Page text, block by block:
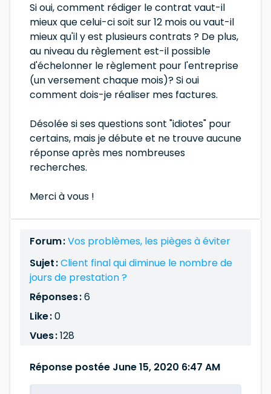
Si oui, comment rédiger le contrat vaut-il
mieux que celui-ci soit sur 12 mois ou vaut-il
mieux qu'il y est plusieurs contrats ? De plus,
au niveau du règlement est-il possible
d'échelonner le règlement pour l'entreprise
(un versement chaque mois)? Si oui
comment dois-je réaliser mes factures.
Désolée si ses questions sont "idiotes" pour
certains, mais je débute et ne trouve aucune
réponse après mes nombreuses
recherches.
Merci à vous !
Forum :Vos problèmes, les pièges à éviter
Sujet :Client final qui diminue le nombre de
jours de prestation ?
Réponses :6
Like :0
Vues :128
Réponse postée June 15, 2020 6:47 AM